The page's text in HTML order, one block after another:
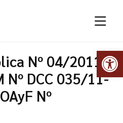
Nº 04/2011-
Nº DCC 035/11-
Nº